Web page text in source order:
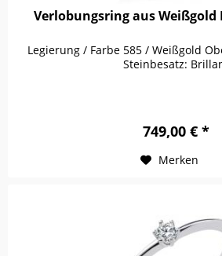
Verlobungsring aus
Legierung / Farbe 585 / Weißgold
Steinbesatz:
749,00 € *
Merken